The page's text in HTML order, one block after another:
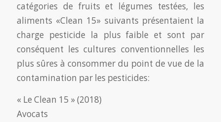
catégories de fruits et légumes testées, les
aliments «Clean 15» suivants présentaient la
charge pesticide la plus faible et sont par
conséquent les cultures conventionnelles les
plus sûres à consommer du point de vue de la
contamination par les pesticides:
« Le Clean 15 » (2018)
Avocats